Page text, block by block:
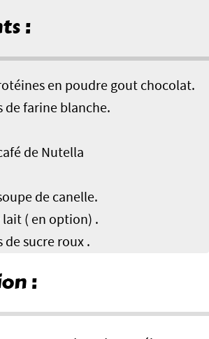
:
en poudre gout chocolat.
de farine blanche.
de Nutella
de canelle.
lait ( en option) .
de sucre roux .
: